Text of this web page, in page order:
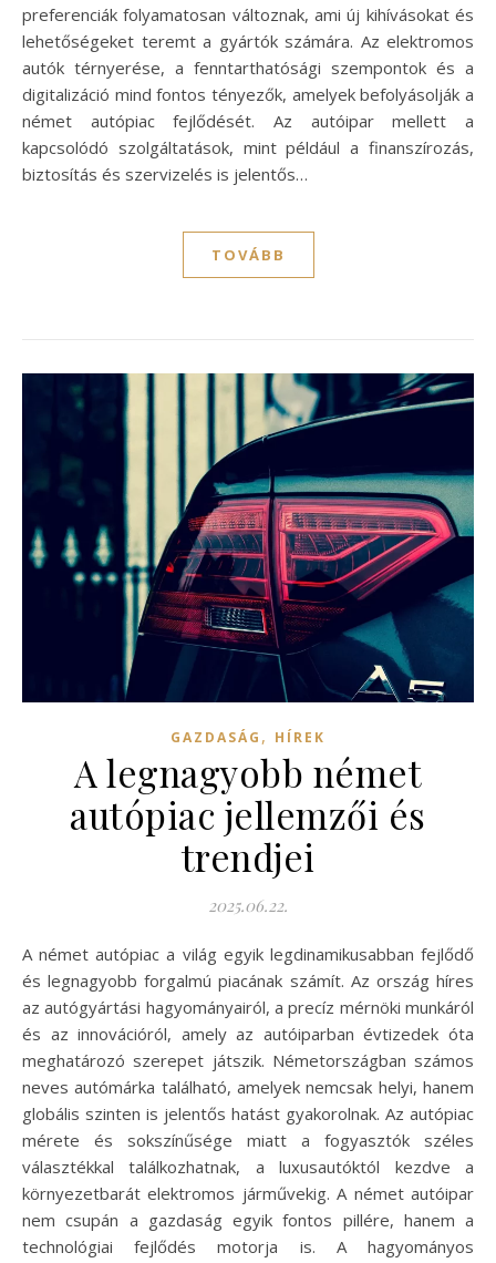
preferenciák folyamatosan változnak, ami új kihívásokat és
lehetőségeket teremt a gyártók számára. Az elektromos
autók térnyerése, a fenntarthatósági szempontok és a
digitalizáció mind fontos tényezők, amelyek befolyásolják a
német autópiac fejlődését. Az autóipar mellett a
kapcsolódó szolgáltatások, mint például a finanszírozás,
biztosítás és szervizelés is jelentős…
TOVÁBB
GAZDASÁG , HÍREK
A legnagyobb német
autópiac jellemzői és
trendjei
2025.06.22.
A német autópiac a világ egyik legdinamikusabban fejlődő
és legnagyobb forgalmú piacának számít. Az ország híres
az autógyártási hagyományairól, a precíz mérnöki munkáról
és az innovációról, amely az autóiparban évtizedek óta
meghatározó szerepet játszik. Németországban számos
neves autómárka található, amelyek nemcsak helyi, hanem
globális szinten is jelentős hatást gyakorolnak. Az autópiac
mérete és sokszínűsége miatt a fogyasztók széles
választékkal találkozhatnak, a luxusautóktól kezdve a
környezetbarát elektromos járművekig. A német autóipar
nem csupán a gazdaság egyik fontos pillére, hanem a
technológiai fejlődés motorja is. A hagyományos